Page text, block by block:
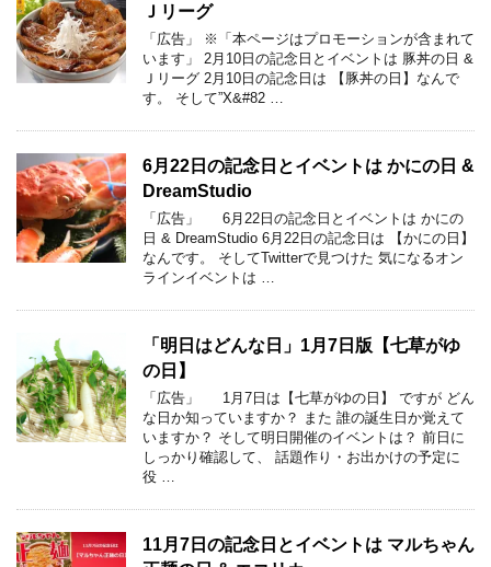
Ｊリーグ
「広告」 ※「本ページはプロモーションが含まれて
います」 2月10日の記念日とイベントは 豚丼の日 &
Ｊリーグ 2月10日の記念日は 【豚丼の日】なんで
す。 そして”X&#82 …
6月22日の記念日とイベントは かにの日 &
DreamStudio
「広告」 6月22日の記念日とイベントは かにの
日 & DreamStudio 6月22日の記念日は 【かにの日】
なんです。 そしてTwitterで見つけた 気になるオン
ラインイベントは …
「明日はどんな日」1月7日版【七草がゆ
の日】
「広告」 1月7日は【七草がゆの日】 ですが どん
な日か知っていますか？ また 誰の誕生日か覚えて
いますか？ そして明日開催のイベントは？ 前日に
しっかり確認して、 話題作り・お出かけの予定に
役 …
11月7日の記念日とイベントは マルちゃん